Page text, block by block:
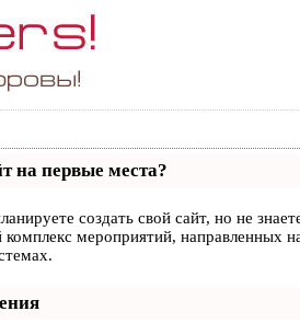
на первые места?
создать свой сайт, но не
комплекс мероприятий, направленных